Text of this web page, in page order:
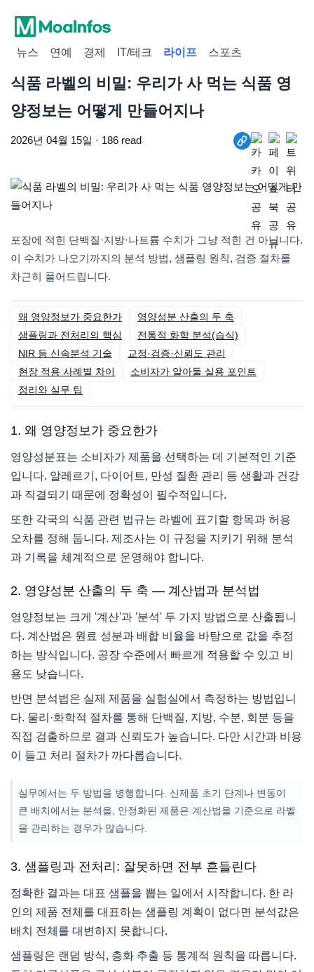
뉴스 연예 경제 IT/테크 라이프 스포츠
식품 라벨의 비밀: 우리가 사 먹는 식품 영
양정보는 어떻게 만들어지나
2026년 04월 15일 · 186 read
포장에 적힌 단백질·지방·나트륨 수치가 그냥 적힌 건 아닙니다.
이 수치가 나오기까지의 분석 방법, 샘플링 원칙, 검증 절차를
차근히 풀어드립니다.
왜 영양정보가 중요한가
영양성분 산출의 두 축
샘플링과 전처리의 핵심
전통적 화학 분석(습식)
NIR 등 신속분석 기술
교정·검증·신뢰도 관리
현장 적용 사례별 차이
소비자가 알아둘 실용 포인트
정리와 실무 팁
1. 왜 영양정보가 중요한가
영양성분표는 소비자가 제품을 선택하는 데 기본적인 기준
입니다. 알레르기, 다이어트, 만성 질환 관리 등 생활과 건강
과 직결되기 때문에 정확성이 필수적입니다.
또한 각국의 식품 관련 법규는 라벨에 표기할 항목과 허용
오차를 정해 둡니다. 제조사는 이 규정을 지키기 위해 분석
과 기록을 체계적으로 운영해야 합니다.
2. 영양성분 산출의 두 축 — 계산법과 분석법
영양정보는 크게 '계산'과 '분석' 두 가지 방법으로 산출됩니
다. 계산법은 원료 성분과 배합 비율을 바탕으로 값을 추정
하는 방식입니다. 공장 수준에서 빠르게 적용할 수 있고 비
용도 낮습니다.
반면 분석법은 실제 제품을 실험실에서 측정하는 방법입니
다. 물리·화학적 절차를 통해 단백질, 지방, 수분, 회분 등을
직접 검출하므로 결과 신뢰도가 높습니다. 다만 시간과 비용
이 들고 처리 절차가 까다롭습니다.
실무에서는 두 방법을 병행합니다. 신제품 초기 단계나 변동이
큰 배치에서는 분석을, 안정화된 제품은 계산법을 기준으로 라벨
을 관리하는 경우가 많습니다.
3. 샘플링과 전처리: 잘못하면 전부 흔들린다
정확한 결과는 대표 샘플을 뽑는 일에서 시작합니다. 한 라
인의 제품 전체를 대표하는 샘플링 계획이 없다면 분석값은
배치 전체를 대변하지 못합니다.
샘플링은 랜덤 방식, 층화 추출 등 통계적 원칙을 따릅니다.